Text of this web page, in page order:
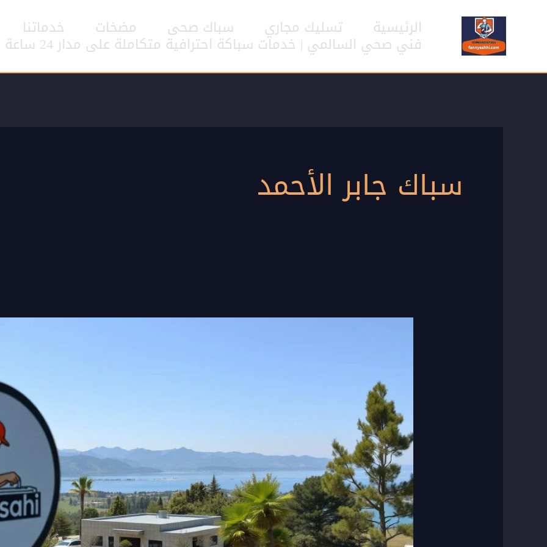
المحتوى
الرئيسية تسليك مجاري سباك صحى مضخات خدماتنا
فني صحي السالمي | خدمات سباكة احترافية متكاملة على مدار 24 ساعة
سباك جابر الأحمد
فني
سباكة
جابر
الأحمد
|
سباك
جابر
الأحمد